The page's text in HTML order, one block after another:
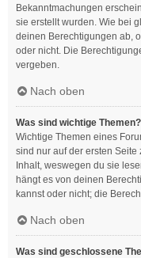
Bekanntmachungen
sie erstellt wurden. Wie bei
deinen Berechtigungen ab,
oder nicht. Die
vergeben.
Nach oben
Was sind wichtige Themen?
Wichtige Themen eines
sind nur auf der ersten
Inhalt, weswegen du sie
hängt es von deinen
kannst oder nicht; die
Nach oben
Was sind geschlossene